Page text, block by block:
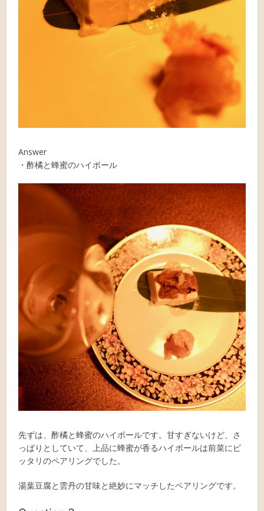
Answer
・酢橘と蜂蜜のハイボール
先ずは、酢橘と蜂蜜のハイボールです。甘すぎないけど、さ
っぱりとしていて、上品に蜂蜜が香るハイボールは前菜にピ
ッタリのペアリングでした。
湯葉豆腐と雲丹の甘味と絶妙にマッチしたペアリングです。